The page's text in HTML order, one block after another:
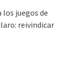
los juegos de
reivindicar